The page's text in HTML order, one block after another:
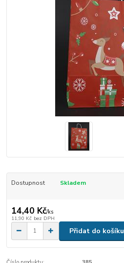
Dostupnost Skladem
14,40 Kč/ks
11,90 Kč bez DPH
Přidat do košíku